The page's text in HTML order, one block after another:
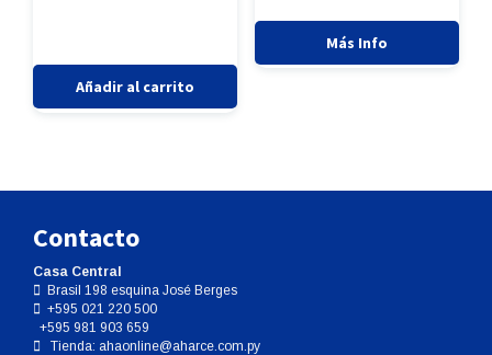
Añadir al carrito
Más Info
Contacto
Casa Central
Brasil 198 esquina José Berges
+595 021 220 500
+595 981 903 659
Tienda: ahaonline@aharce.com.py